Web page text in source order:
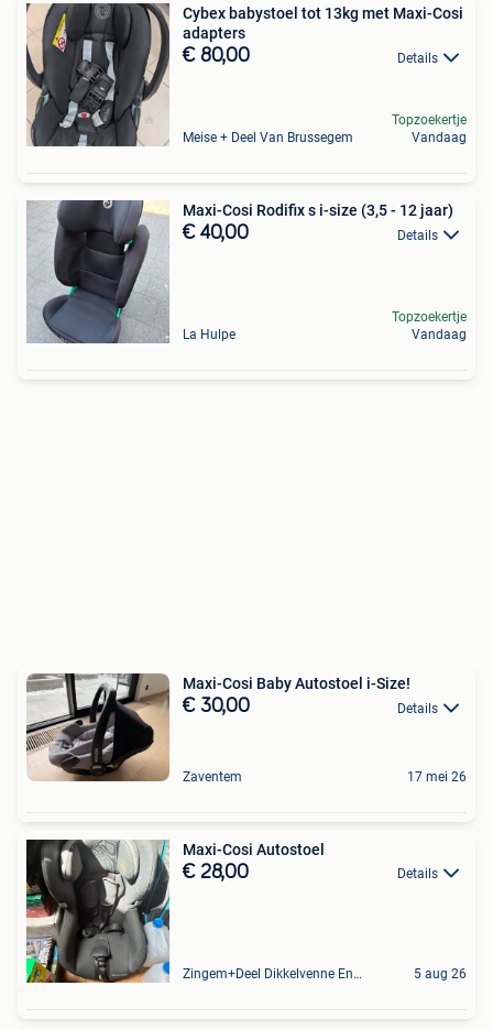
Cybex babystoel tot 13kg met Maxi-Cosi
adapters
€ 80,00 Details
Meise + Deel Van Brussegem
Topzoekertje
Vandaag
Maxi-Cosi Rodifix s i-size (3,5 - 12 jaar)
€ 40,00 Details
La Hulpe
Topzoekertje
Vandaag
Maxi-Cosi Baby Autostoel i-Size!
€ 30,00 Details
Zaventem 17 mei 26
Maxi-Cosi Autostoel
€ 28,00 Details
Zingem+Deel Dikkelvenne En Nederzwalm-Hermelgem 5 aug 26